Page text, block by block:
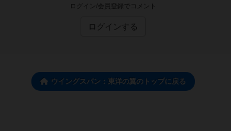
ログイン/会員登録でコメント
ログインする
ウイングスパン：東洋の翼のトップに戻る